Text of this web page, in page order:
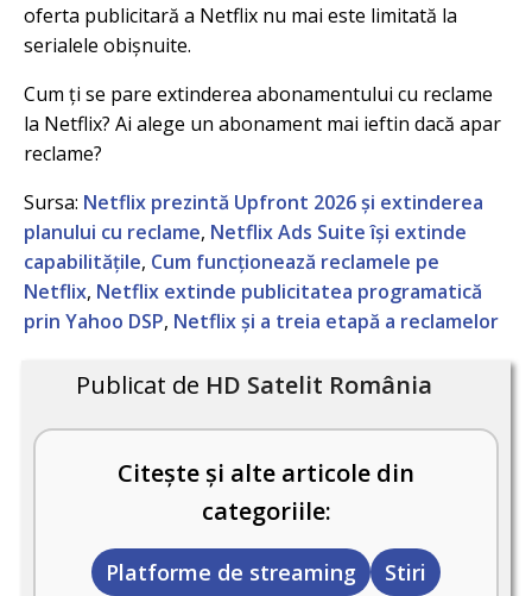
oferta publicitară a Netflix nu mai este limitată la
serialele obișnuite.
Cum ți se pare extinderea abonamentului cu reclame
la Netflix? Ai alege un abonament mai ieftin dacă apar
reclame?
Sursa: Netflix prezintă Upfront 2026 și extinderea
planului cu reclame, Netflix Ads Suite își extinde
capabilitățile, Cum funcționează reclamele pe
Netflix, Netflix extinde publicitatea programatică
prin Yahoo DSP, Netflix și a treia etapă a reclamelor
Publicat de HD Satelit România
Citește și alte articole din
categoriile:
Platforme de streaming Stiri